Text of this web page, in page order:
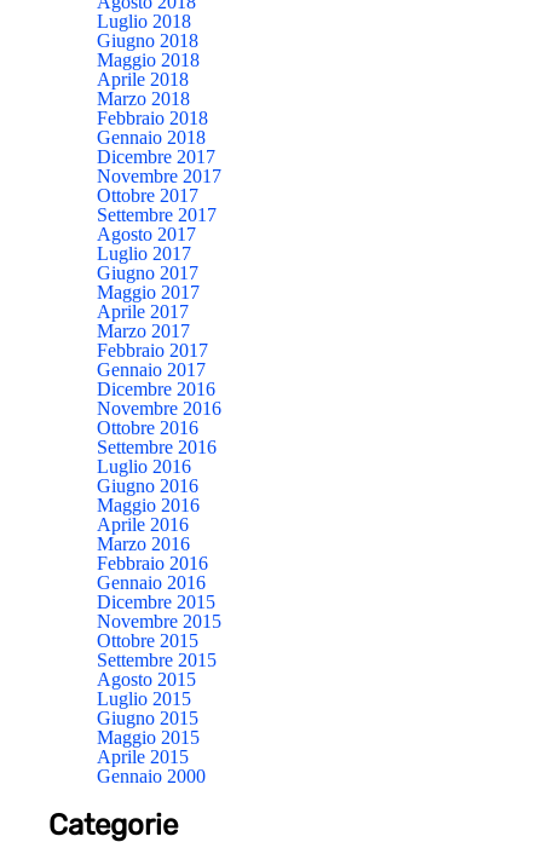
Luglio 2018
Giugno 2018
Maggio 2018
Aprile 2018
Marzo 2018
Febbraio 2018
Gennaio 2018
Dicembre 2017
Novembre 2017
Ottobre 2017
Settembre 2017
Agosto 2017
Luglio 2017
Giugno 2017
Maggio 2017
Aprile 2017
Marzo 2017
Febbraio 2017
Gennaio 2017
Dicembre 2016
Novembre 2016
Ottobre 2016
Settembre 2016
Luglio 2016
Giugno 2016
Maggio 2016
Aprile 2016
Marzo 2016
Febbraio 2016
Gennaio 2016
Dicembre 2015
Novembre 2015
Ottobre 2015
Settembre 2015
Agosto 2015
Luglio 2015
Giugno 2015
Maggio 2015
Aprile 2015
Gennaio 2000
Categorie